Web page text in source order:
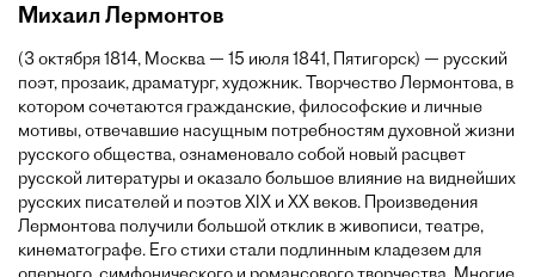
Михаил Лермонтов
(3 октября 1814, Москва — 15 июля 1841, Пятигорск) — русский
поэт, прозаик, драматург, художник. Творчество Лермонтова, в
котором сочетаются гражданские, философские и личные
мотивы, отвечавшие насущным потребностям духовной жизни
русского общества, ознаменовало собой новый расцвет
русской литературы и оказало большое влияние на виднейших
русских писателей и поэтов XIX и XX веков. Произведения
Лермонтова получили большой отклик в живописи, театре,
кинематографе. Его стихи стали подлинным кладезем для